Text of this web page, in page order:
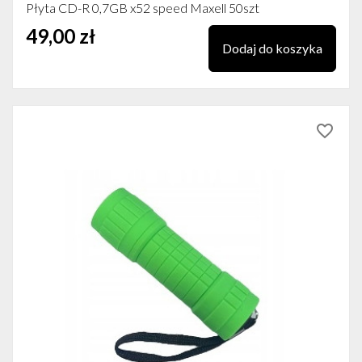
Płyta CD-R 0,7GB x52 speed Maxell 50szt
49,00 zł
Dodaj do koszyka
favorite_border